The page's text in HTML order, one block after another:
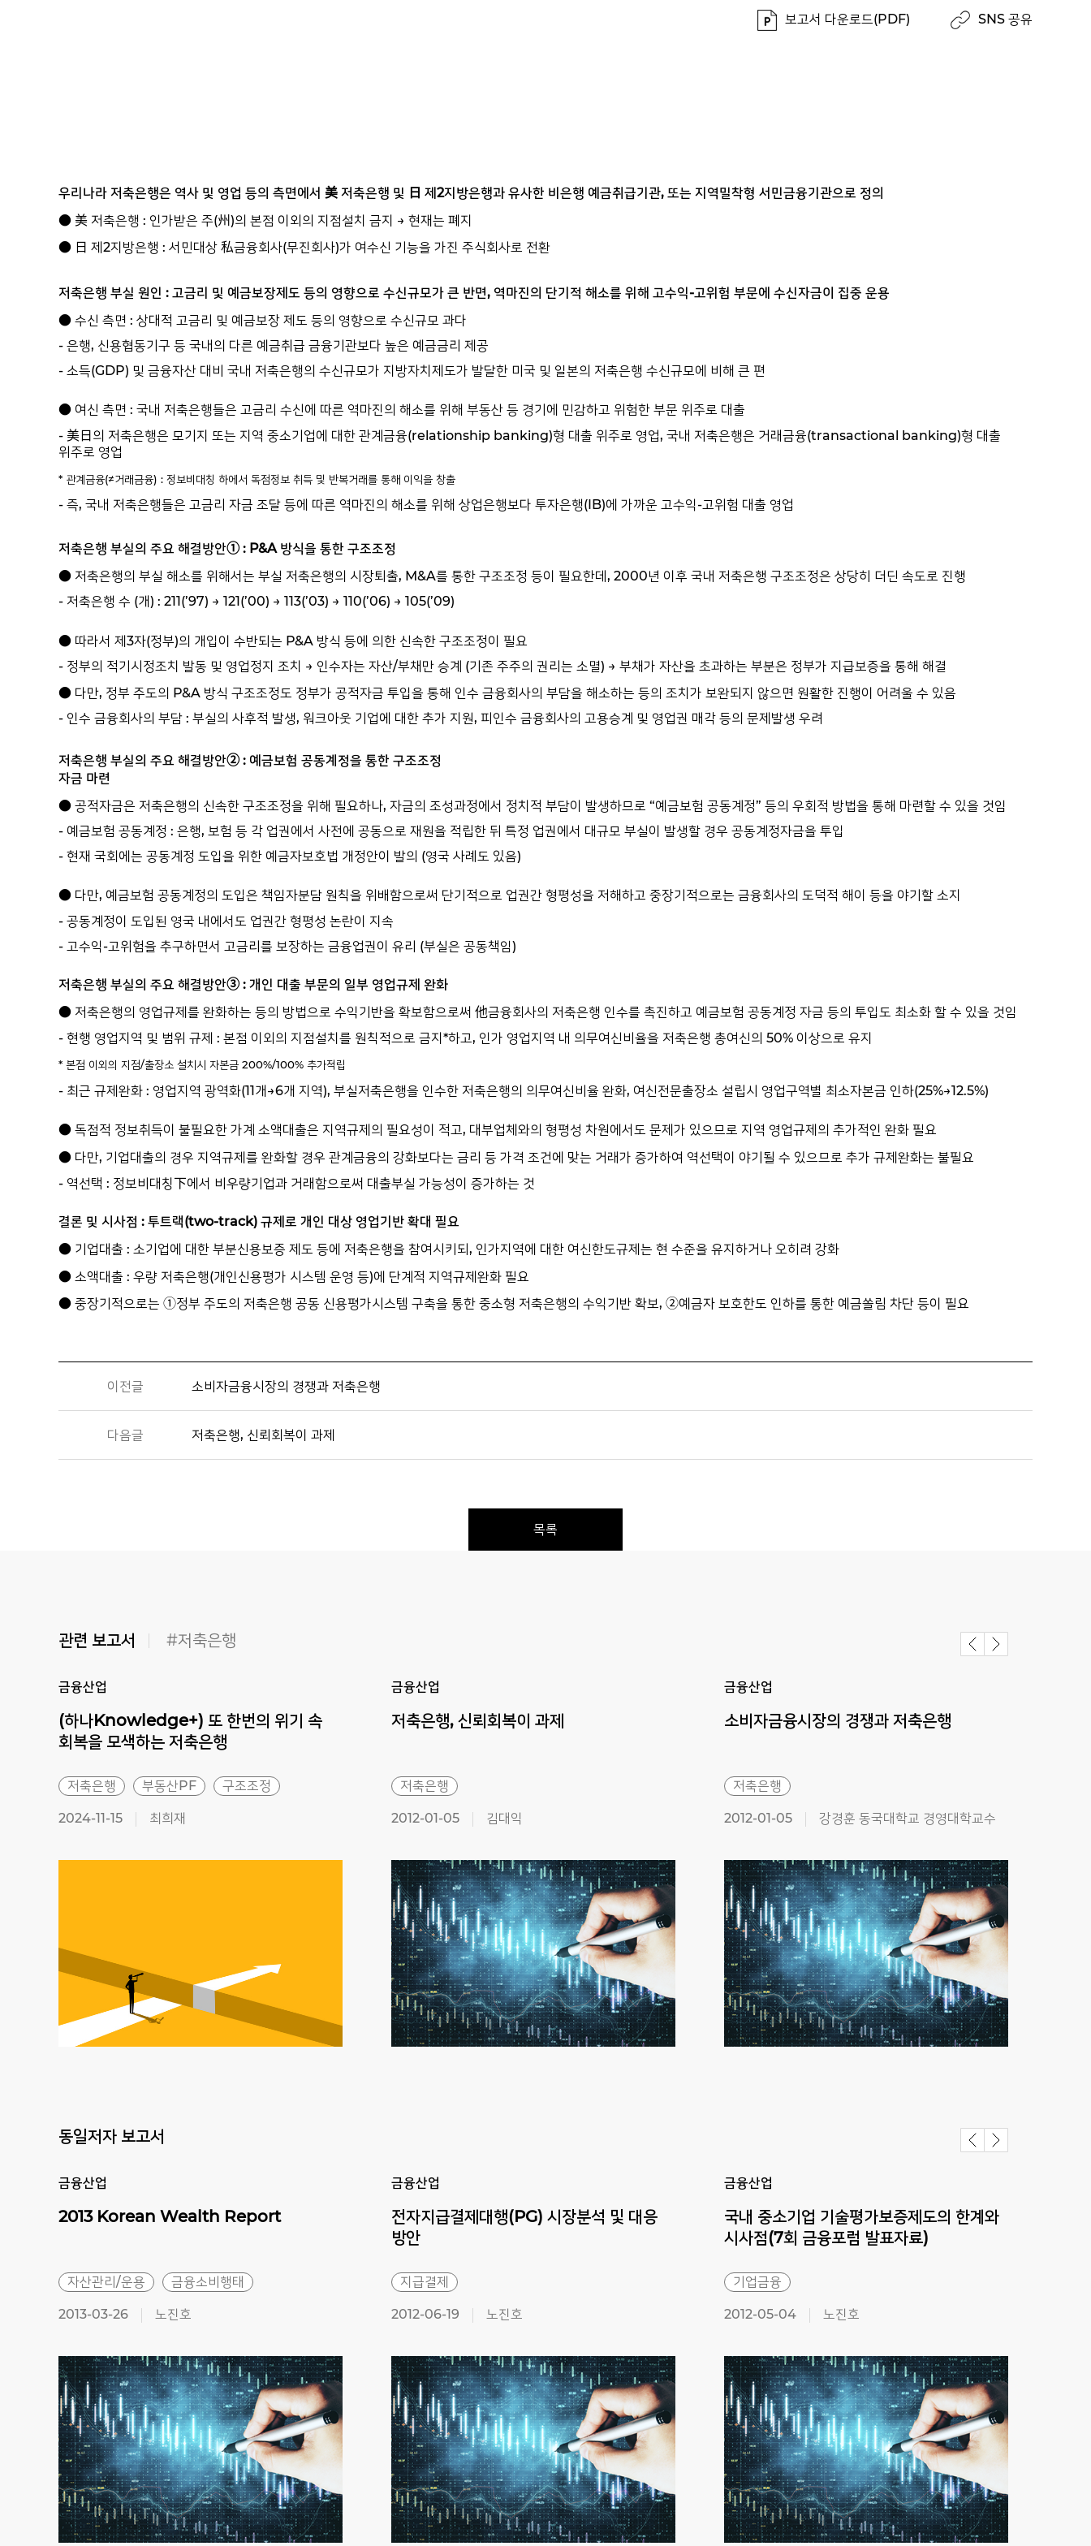
보고서 다운로드(PDF) SNS 공유
우리나라 저축은행은 역사 및 영업 등의 측면에서 美 저축은행 및 日 제2지방은행과 유사한 비은행 예금취급기관, 또는 지역밀착형 서민금융기관으로 정의
● 美 저축은행 : 인가받은 주(州)의 본점 이외의 지점설치 금지 → 현재는 폐지
● 日 제2지방은행 : 서민대상 私금융회사(무진회사)가 여수신 기능을 가진 주식회사로 전환
저축은행 부실 원인 : 고금리 및 예금보장제도 등의 영향으로 수신규모가 큰 반면, 역마진의 단기적 해소를 위해 고수익-고위험 부문에 수신자금이 집중 운용
● 수신 측면 : 상대적 고금리 및 예금보장 제도 등의 영향으로 수신규모 과다
- 은행, 신용협동기구 등 국내의 다른 예금취급 금융기관보다 높은 예금금리 제공
- 소득(GDP) 및 금융자산 대비 국내 저축은행의 수신규모가 지방자치제도가 발달한 미국 및 일본의 저축은행 수신규모에 비해 큰 편
● 여신 측면 : 국내 저축은행들은 고금리 수신에 따른 역마진의 해소를 위해 부동산 등 경기에 민감하고 위험한 부문 위주로 대출
- 美日의 저축은행은 모기지 또는 지역 중소기업에 대한 관계금융(relationship banking)형 대출 위주로 영업, 국내 저축은행은 거래금융(transactional banking)형 대출
위주로 영업
* 관계금융(≠거래금융) : 정보비대칭 하에서 독점정보 취득 및 반복거래를 통해 이익을 창출
- 즉, 국내 저축은행들은 고금리 자금 조달 등에 따른 역마진의 해소를 위해 상업은행보다 투자은행(IB)에 가까운 고수익-고위험 대출 영업
저축은행 부실의 주요 해결방안① : P&A 방식을 통한 구조조정
● 저축은행의 부실 해소를 위해서는 부실 저축은행의 시장퇴출, M&A를 통한 구조조정 등이 필요한데, 2000년 이후 국내 저축은행 구조조정은 상당히 더딘 속도로 진행
- 저축은행 수 (개) : 211(’97) → 121(’00) → 113(’03) → 110(’06) → 105(’09)
● 따라서 제3자(정부)의 개입이 수반되는 P&A 방식 등에 의한 신속한 구조조정이 필요
- 정부의 적기시정조치 발동 및 영업정지 조치 → 인수자는 자산/부채만 승계 (기존 주주의 권리는 소멸) → 부채가 자산을 초과하는 부분은 정부가 지급보증을 통해 해결
● 다만, 정부 주도의 P&A 방식 구조조정도 정부가 공적자금 투입을 통해 인수 금융회사의 부담을 해소하는 등의 조치가 보완되지 않으면 원활한 진행이 어려울 수 있음
- 인수 금융회사의 부담 : 부실의 사후적 발생, 워크아웃 기업에 대한 추가 지원, 피인수 금융회사의 고용승계 및 영업권 매각 등의 문제발생 우려
저축은행 부실의 주요 해결방안② : 예금보험 공동계정을 통한 구조조정
자금 마련
● 공적자금은 저축은행의 신속한 구조조정을 위해 필요하나, 자금의 조성과정에서 정치적 부담이 발생하므로 “예금보험 공동계정” 등의 우회적 방법을 통해 마련할 수 있을 것임
- 예금보험 공동계정 : 은행, 보험 등 각 업권에서 사전에 공동으로 재원을 적립한 뒤 특정 업권에서 대규모 부실이 발생할 경우 공동계정자금을 투입
- 현재 국회에는 공동계정 도입을 위한 예금자보호법 개정안이 발의 (영국 사례도 있음)
● 다만, 예금보험 공동계정의 도입은 책임자분담 원칙을 위배함으로써 단기적으로 업권간 형평성을 저해하고 중장기적으로는 금융회사의 도덕적 해이 등을 야기할 소지
- 공동계정이 도입된 영국 내에서도 업권간 형평성 논란이 지속
- 고수익-고위험을 추구하면서 고금리를 보장하는 금융업권이 유리 (부실은 공동책임)
저축은행 부실의 주요 해결방안③ : 개인 대출 부문의 일부 영업규제 완화
● 저축은행의 영업규제를 완화하는 등의 방법으로 수익기반을 확보함으로써 他금융회사의 저축은행 인수를 촉진하고 예금보험 공동계정 자금 등의 투입도 최소화 할 수 있을 것임
- 현행 영업지역 및 범위 규제 : 본점 이외의 지점설치를 원칙적으로 금지*하고, 인가 영업지역 내 의무여신비율을 저축은행 총여신의 50% 이상으로 유지
* 본점 이외의 지점/출장소 설치시 자본금 200%/100% 추가적립
- 최근 규제완화 : 영업지역 광역화(11개→6개 지역), 부실저축은행을 인수한 저축은행의 의무여신비율 완화, 여신전문출장소 설립시 영업구역별 최소자본금 인하(25%→12.5%)
● 독점적 정보취득이 불필요한 가계 소액대출은 지역규제의 필요성이 적고, 대부업체와의 형평성 차원에서도 문제가 있으므로 지역 영업규제의 추가적인 완화 필요
● 다만, 기업대출의 경우 지역규제를 완화할 경우 관계금융의 강화보다는 금리 등 가격 조건에 맞는 거래가 증가하여 역선택이 야기될 수 있으므로 추가 규제완화는 불필요
- 역선택 : 정보비대칭下에서 비우량기업과 거래함으로써 대출부실 가능성이 증가하는 것
결론 및 시사점 : 투트랙(two-track) 규제로 개인 대상 영업기반 확대 필요
● 기업대출 : 소기업에 대한 부분신용보증 제도 등에 저축은행을 참여시키되, 인가지역에 대한 여신한도규제는 현 수준을 유지하거나 오히려 강화
● 소액대출 : 우량 저축은행(개인신용평가 시스템 운영 등)에 단계적 지역규제완화 필요
● 중장기적으로는 ①정부 주도의 저축은행 공동 신용평가시스템 구축을 통한 중소형 저축은행의 수익기반 확보, ②예금자 보호한도 인하를 통한 예금쏠림 차단 등이 필요
이전글 소비자금융시장의 경쟁과 저축은행
다음글 저축은행, 신뢰회복이 과제
목록
관련 보고서 #저축은행
금융산업
(하나Knowledge+) 또 한번의 위기 속
회복을 모색하는 저축은행
저축은행 부동산PF 구조조정
2024-11-15 최희재
금융산업
저축은행, 신뢰회복이 과제
저축은행
2012-01-05 김대익
금융산업
소비자금융시장의 경쟁과 저축은행
저축은행
2012-01-05 강경훈 동국대학교 경영대학교수
동일저자 보고서
금융산업
2013 Korean Wealth Report
자산관리/운용 금융소비행태
2013-03-26 노진호
금융산업
전자지급결제대행(PG) 시장분석 및 대응
방안
지급결제
2012-06-19 노진호
금융산업
국내 중소기업 기술평가보증제도의 한계와
시사점(7회 금융포럼 발표자료)
기업금융
2012-05-04 노진호